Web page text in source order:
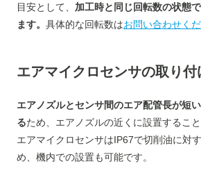
目安として、 加工時と同じ回転数の状態
ます。 具体的な回転数はお問い合わせくだ
エアマイクロセンサの取り付
エアノズルとセンサ間のエア配管長が短
るため、エアノズルの近くに設置するこ
エアマイクロセンサはIP67で切削油に対
め、機内での設置も可能です。